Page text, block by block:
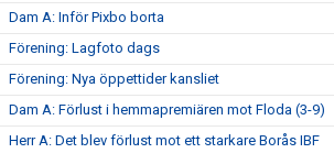
Dam A: Inför Pixbo borta
Förening: Lagfoto dags
Förening: Nya öppettider kansliet
Dam A: Förlust i hemmapremiären mot Floda (3-9)
Herr A: Det blev förlust mot ett starkare Borås IBF